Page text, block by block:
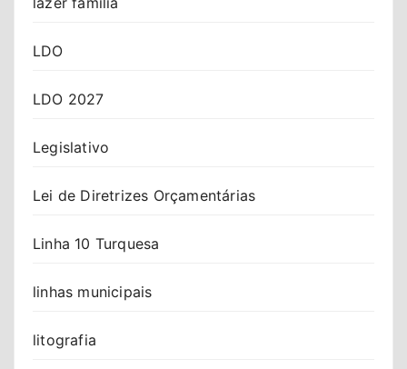
LDO
LDO 2027
Legislativo
Lei de Diretrizes Orçamentárias
Linha 10 Turquesa
linhas municipais
litografia